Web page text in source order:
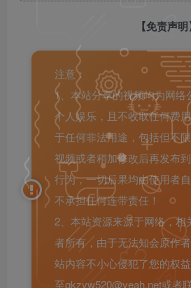
【免责声明
注意：
1、本站分享的视频均为网络
个人娱乐，且不收取任何费
于任何非法用途，包括但不
视频或者稍加修改后再发布
行为，一切后果均由使用者
不承担任何连带责任！
2、本站资源来源于网络，相
者所有，由于无法知会原作
站内容不小心侵犯了您的权
至gkzyw520@yeah.net或者